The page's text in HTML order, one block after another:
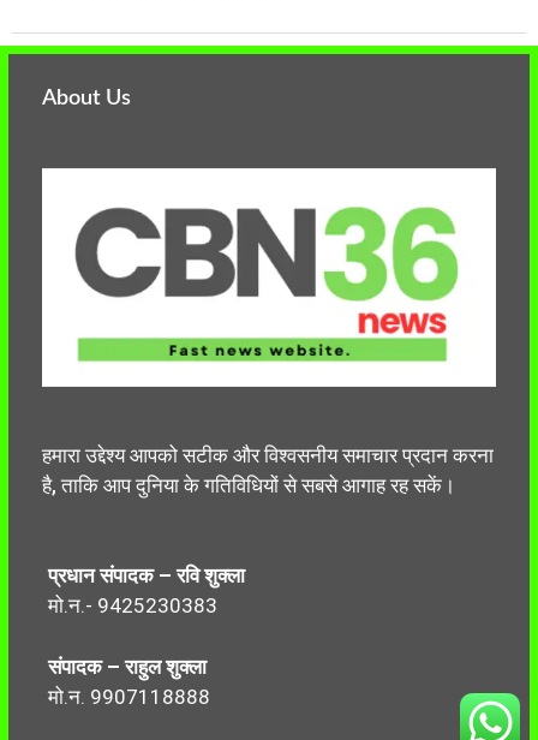
About Us
हमारा उद्देश्य आपको सटीक और विश्वसनीय समाचार प्रदान करना
है, ताकि आप दुनिया के गतिविधियों से सबसे आगाह रह सकें।
प्रधान संपादक – रवि शुक्ला
मो.न.- 9425230383
संपादक – राहुल शुक्ला
मो.न. 9907118888